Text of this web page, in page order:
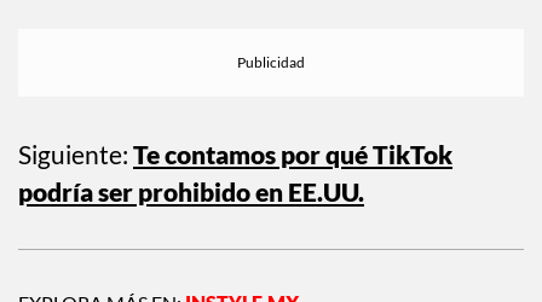
Siguiente: Te contamos por qué TikTok
podría ser prohibido en EE.UU.